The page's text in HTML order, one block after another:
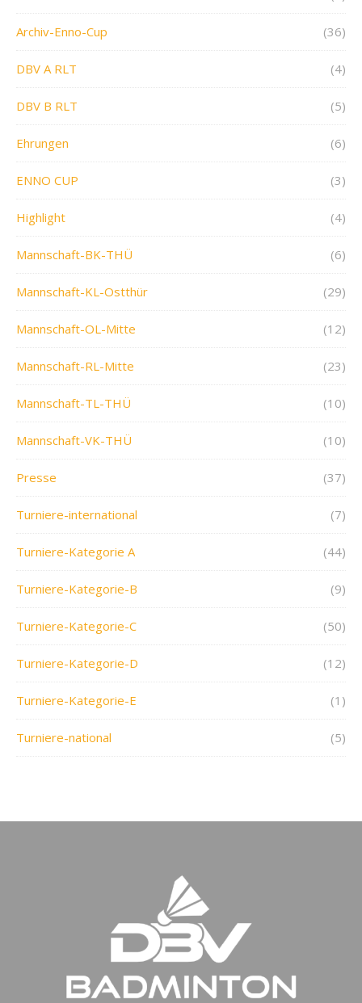
Archiv-Enno-Cup (36)
DBV A RLT (4)
DBV B RLT (5)
Ehrungen (6)
ENNO CUP (3)
Highlight (4)
Mannschaft-BK-THÜ (6)
Mannschaft-KL-Ostthür (29)
Mannschaft-OL-Mitte (12)
Mannschaft-RL-Mitte (23)
Mannschaft-TL-THÜ (10)
Mannschaft-VK-THÜ (10)
Presse (37)
Turniere-international (7)
Turniere-Kategorie A (44)
Turniere-Kategorie-B (9)
Turniere-Kategorie-C (50)
Turniere-Kategorie-D (12)
Turniere-Kategorie-E (1)
Turniere-national (5)